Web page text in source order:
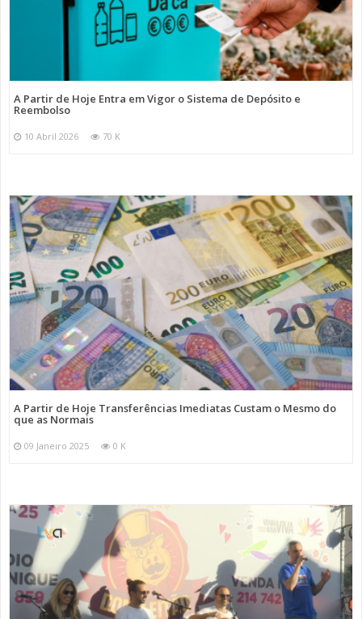
A Partir de Hoje Entra em Vigor o Sistema de Depósito e
Reembolso
10 Abril 2026 70 K
A Partir de Hoje Transferências Imediatas Custam o Mesmo do
que as Normais
09 Janeiro 2025 0 K